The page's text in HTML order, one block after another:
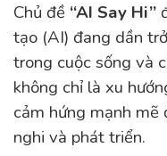
Chủ đề “AI Say Hi”
tạo (AI) đang dần
trong cuộc sống và
không chỉ là xu
cảm hứng mạnh
nghi và phát triển.